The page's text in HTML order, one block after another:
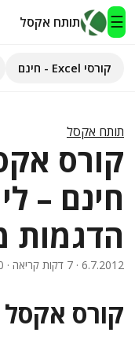
☰ תותח אקסל
קורסי Excel - חינם
תותח אקסל
קורס
חינם –
הדגמות
6.7.2012 · 7 דקות קריאה · 1310 מילים · איל ברדוגו
קורס